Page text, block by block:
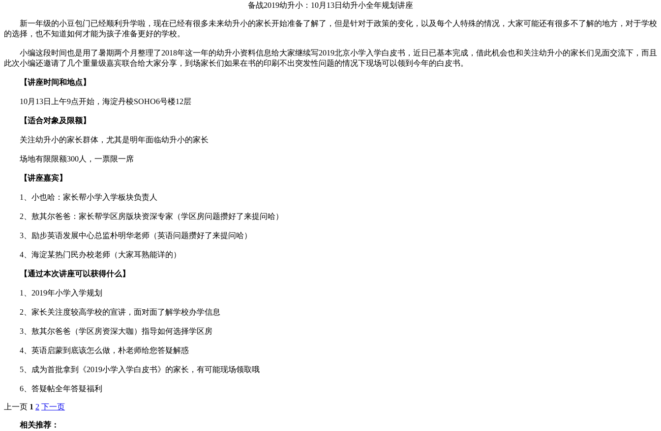
备战2019幼升小：10月13日幼升小全年规划讲座
新一年级的小豆包门已经顺利升学啦，现在已经有很多未来幼升小的家长开始准备了解了，但是针对于政策的变化，以及每个人特殊的情况，大家可能还有很多不了解的地方，对于学校
的选择，也不知道如何才能为孩子准备更好的学校。
小编这段时间也是用了暑期两个月整理了2018年这一年的幼升小资料信息给大家继续写2019北京小学入学白皮书，近日已基本完成，借此机会也和关注幼升小的家长们见面交流下，而且
此次小编还邀请了几个重量级嘉宾联合给大家分享，到场家长们如果在书的印刷不出突发性问题的情况下现场可以领到今年的白皮书。
【讲座时间和地点】
10月13日上午9点开始，海淀丹棱SOHO6号楼12层
【适合对象及限额】
关注幼升小的家长群体，尤其是明年面临幼升小的家长
场地有限限额300人，一票限一席
【讲座嘉宾】
1、小也哈：家长帮小学入学板块负责人
2、敖其尔爸爸：家长帮学区房版块资深专家（学区房问题攒好了来提问哈）
3、励步英语发展中心总监朴明华老师（英语问题攒好了来提问哈）
4、海淀某热门民办校老师（大家耳熟能详的）
【通过本次讲座可以获得什么】
1、2019年小学入学规划
2、家长关注度较高学校的宣讲，面对面了解学校办学信息
3、敖其尔爸爸（学区房资深大咖）指导如何选择学区房
4、英语启蒙到底该怎么做，朴老师给您答疑解惑
5、成为首批拿到《2019小学入学白皮书》的家长，有可能现场领取哦
6、答疑帖全年答疑福利
上一页 1 2 下一页
相关推荐：